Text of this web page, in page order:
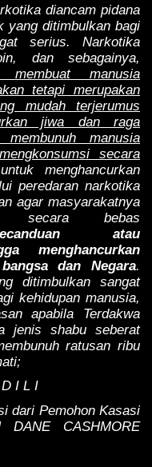
diancam pidana
yang ditimbulkan bagi
serius. Narkotika
dan sebagainya,
membuat manusia
tetapi merupakan
mudah terjerumus
jiwa dan raga
manusia
secara
menghancurkan
peredaran narkotika
agar masyarakatnya
secara bebas
atau
menghancurkan
dan Negara.
ditimbulkan sangat
kehidupan manusia,
apabila Terdakwa
jenis shabu seberat
ratusan ribu
D I L I
dari Pemohon Kasasi
CASHMORE